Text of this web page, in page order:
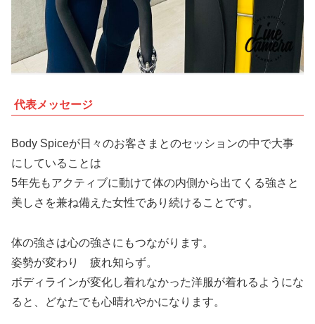
代表メッセージ
Body Spiceが日々のお客さまとのセッションの中で大事
にしていることは
5年先もアクティブに動けて体の内側から出てくる強さと
美しさを兼ね備えた女性であり続けることです。
体の強さは心の強さにもつながります。
姿勢が変わり 疲れ知らず。
ボディラインが変化し着れなかった洋服が着れるようにな
ると、どなたでも心晴れやかになります。